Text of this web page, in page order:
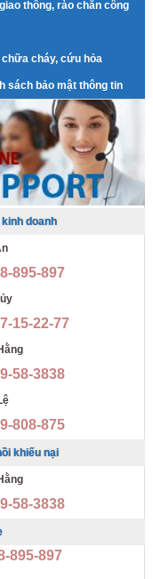
thông, rào chắn công
chữa cháy, cứu hỏa
sách bảo mật thông tin
kinh doanh
895-897
15-22-77
58-3838
808-875
khiếu nại
58-3838
895-897